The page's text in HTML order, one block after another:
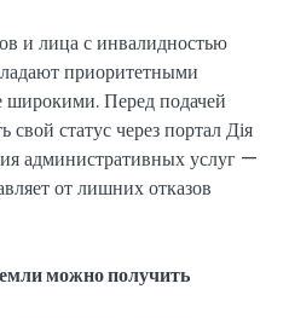
и лица с инвалидностью
приоритетными
широкими. Перед подачей
статус через портал Дія
административных услуг —
от лишних отказов
можно получить